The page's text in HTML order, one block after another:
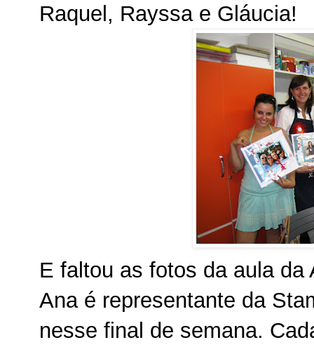
Raquel, Rayssa e Gláucia!
E faltou as fotos da aula da
Ana é representante da
nesse final de semana.